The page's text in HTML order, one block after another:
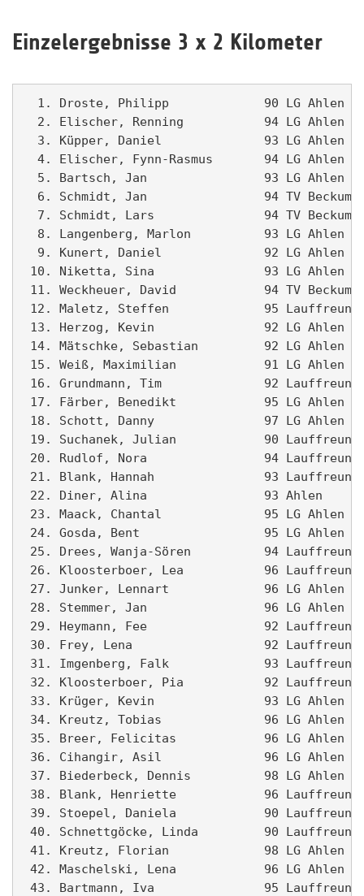
Einzelergebnisse 3 x 2 Kilometer
1. Droste, Philipp             90 LG
2. Elischer, Renning           94 LG
3. Küpper, Daniel              93 LG
4. Elischer, Fynn-Rasmus       94 LG
5. Bartsch, Jan                93 LG
6. Schmidt, Jan                94 TV
7. Schmidt, Lars               94 TV
8. Langenberg, Marlon          93 LG
9. Kunert, Daniel              92 LG
10. Niketta, Sina               93 LG
11. Weckheuer, David            94 TV
12. Maletz, Steffen             95
13. Herzog, Kevin               92 LG
14. Mätschke, Sebastian         92 LG
15. Weiß, Maximilian            91 LG
16. Grundmann, Tim              92
17. Färber, Benedikt            95 LG
18. Schott, Danny               97 LG
19. Suchanek, Julian            90
20. Rudlof, Nora                94
21. Blank, Hannah               93
22. Diner, Alina                93 Ahlen
23. Maack, Chantal              95 LG
24. Gosda, Bent                 95 LG
25. Drees, Wanja-Sören          94
26. Kloosterboer, Lea           96
27. Junker, Lennart             96 LG
28. Stemmer, Jan                96 LG
29. Heymann, Fee                92
30. Frey, Lena                  92
31. Imgenberg, Falk             93
32. Kloosterboer, Pia           92
33. Krüger, Kevin               93 LG
34. Kreutz, Tobias              96 LG
35. Breer, Felicitas            96 LG
36. Cihangir, Asil              96 LG
37. Biederbeck, Dennis          98 LG
38. Blank, Henriette            96
39. Stoepel, Daniela            90
40. Schnettgöcke, Linda         90
41. Kreutz, Florian             98 LG
42. Maschelski, Lena            96 LG
43. Bartmann, Iva               95